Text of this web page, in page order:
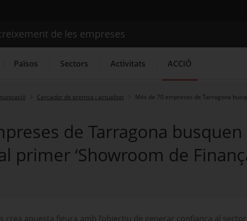
Cercador
de les empreses
Països Sectors Activitats ACCIÓ
Cercador de premsa i actualitat
Més de 70 empreses de Tarragona
de Tarragona
primer ‘Showroom de
crea aquesta figura amb l’objectiu de generar confiança al